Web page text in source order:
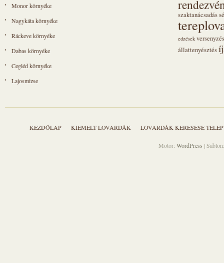
Monor környéke
Nagykáta környéke
Ráckeve környéke
Dabas környéke
Cegléd környéke
Lajosmizse
szaktanácsadás
edzések versenyzés
állattenyésztés
KEZDŐLAP KIEMELT LOVARDÁK LOVARDÁK KERESÉSE
Motor:WordPress |